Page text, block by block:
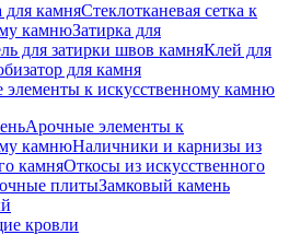
камняСтеклотканевая сетка к
камнюЗатирка для
для затирки швов камняКлей для
для камня
элементы к искусственному камню
Арочные элементы к
камнюНаличники и карнизы из
камняОткосы из искусственного
плитыЗамковый камень
кровли